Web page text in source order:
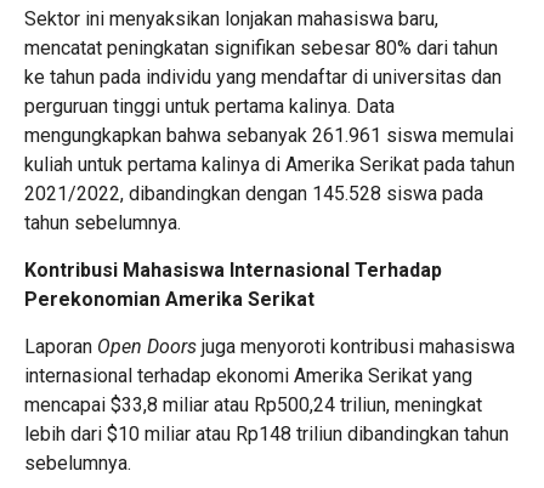
Sektor ini menyaksikan lonjakan mahasiswa baru,
mencatat peningkatan signifikan sebesar 80% dari tahun
ke tahun pada individu yang mendaftar di universitas dan
perguruan tinggi untuk pertama kalinya. Data
mengungkapkan bahwa sebanyak 261.961 siswa memulai
kuliah untuk pertama kalinya di Amerika Serikat pada tahun
2021/2022, dibandingkan dengan 145.528 siswa pada
tahun sebelumnya.
Kontribusi Mahasiswa Internasional Terhadap
Perekonomian Amerika Serikat
Laporan Open Doors juga menyoroti kontribusi mahasiswa
internasional terhadap ekonomi Amerika Serikat yang
mencapai $33,8 miliar atau Rp500,24 triliun, meningkat
lebih dari $10 miliar atau Rp148 triliun dibandingkan tahun
sebelumnya.